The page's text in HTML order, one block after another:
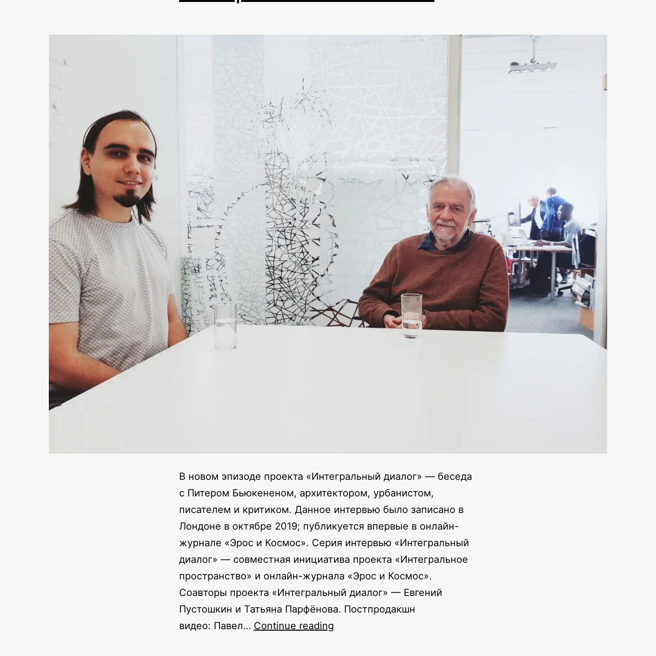
В новом эпизоде проекта «Интегральный диалог» — беседа
с Питером Бьюкененом, архитектором, урбанистом,
писателем и критиком. Данное интервью было записано в
Лондоне в октябре 2019; публикуется впервые в онлайн-
журнале «Эрос и Космос». Серия интервью «Интегральный
диалог» — совместная инициатива проекта «Интегральное
пространство» и онлайн-журнала «Эрос и Космос».
Соавторы проекта «Интегральный диалог» — Евгений
Пустошкин и Татьяна Парфёнова. Постпродакшн
видео: Павел… Continue reading